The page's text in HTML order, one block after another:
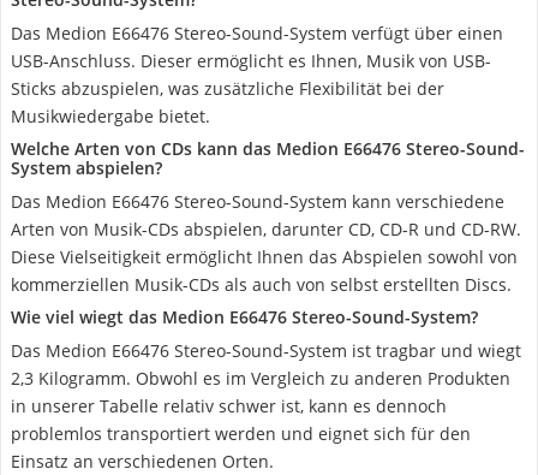
Das Medion E66476 Stereo-Sound-System verfügt über einen
USB-Anschluss. Dieser ermöglicht es Ihnen, Musik von USB-
Sticks abzuspielen, was zusätzliche Flexibilität bei der
Musikwiedergabe bietet.
Welche Arten von CDs kann das Medion E66476 Stereo-Sound-
System abspielen?
Das Medion E66476 Stereo-Sound-System kann verschiedene
Arten von Musik-CDs abspielen, darunter CD, CD-R und CD-RW.
Diese Vielseitigkeit ermöglicht Ihnen das Abspielen sowohl von
kommerziellen Musik-CDs als auch von selbst erstellten Discs.
Wie viel wiegt das Medion E66476 Stereo-Sound-System?
Das Medion E66476 Stereo-Sound-System ist tragbar und wiegt
2,3 Kilogramm. Obwohl es im Vergleich zu anderen Produkten
in unserer Tabelle relativ schwer ist, kann es dennoch
problemlos transportiert werden und eignet sich für den
Einsatz an verschiedenen Orten.